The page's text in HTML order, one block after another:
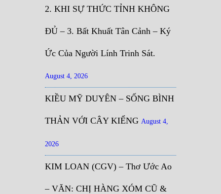
2. KHI SỰ THỨC TỈNH KHÔNG
ĐỦ – 3. Bất Khuất Tân Cảnh – Ký
Ức Của Người Lính Trinh Sát.
August 4, 2026
KIỀU MỸ DUYÊN – SỐNG BÌNH
THẢN VỚI CÂY KIỂNG August 4,
2026
KIM LOAN (CGV) – Thơ Ước Ao
– VĂN: CHỊ HÀNG XÓM CŨ &